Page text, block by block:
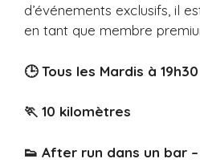
d’événements exclusifs, il
en tant que membre
🕒 Tous les Mardis à 19h30
🏃 10 kilomètres
👟 After run dans un bar